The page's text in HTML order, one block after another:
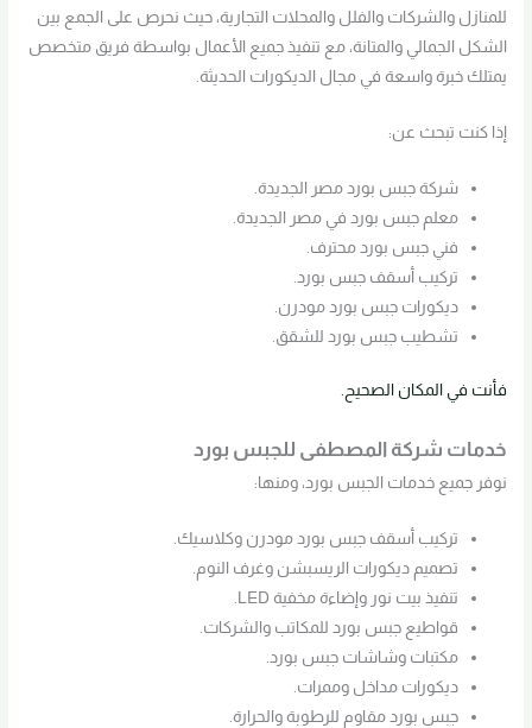
للمنازل والشركات والفلل والمحلات التجارية، حيث نحرص على الجمع بين
الشكل الجمالي والمتانة، مع تنفيذ جميع الأعمال بواسطة فريق متخصص
يمتلك خبرة واسعة في مجال الديكورات الحديثة.
إذا كنت تبحث عن:
شركة جبس بورد مصر الجديدة.
معلم جبس بورد في مصر الجديدة.
فني جبس بورد محترف.
تركيب أسقف جبس بورد.
ديكورات جبس بورد مودرن.
تشطيب جبس بورد للشقق.
فأنت في المكان الصحيح.
خدمات شركة المصطفى للجبس بورد
نوفر جميع خدمات الجبس بورد، ومنها:
تركيب أسقف جبس بورد مودرن وكلاسيك.
تصميم ديكورات الريسبشن وغرف النوم.
تنفيذ بيت نور وإضاءة مخفية LED.
قواطيع جبس بورد للمكاتب والشركات.
مكتبات وشاشات جبس بورد.
ديكورات مداخل وممرات.
جبس بورد مقاوم للرطوبة والحرارة.